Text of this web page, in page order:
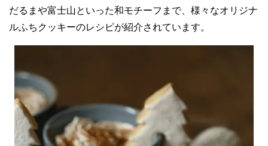
だるまや富士山といった和モチーフまで、様々なオリジナ
ルふちクッキーのレシピが紹介されています。